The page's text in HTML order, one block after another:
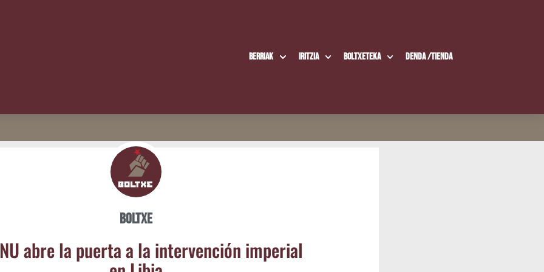
Berriak Iritzia Boltxe­te­ka Den­da /​Tien­da
Boltxe
abre la puer­ta a la inter­ven­ción impe­rial